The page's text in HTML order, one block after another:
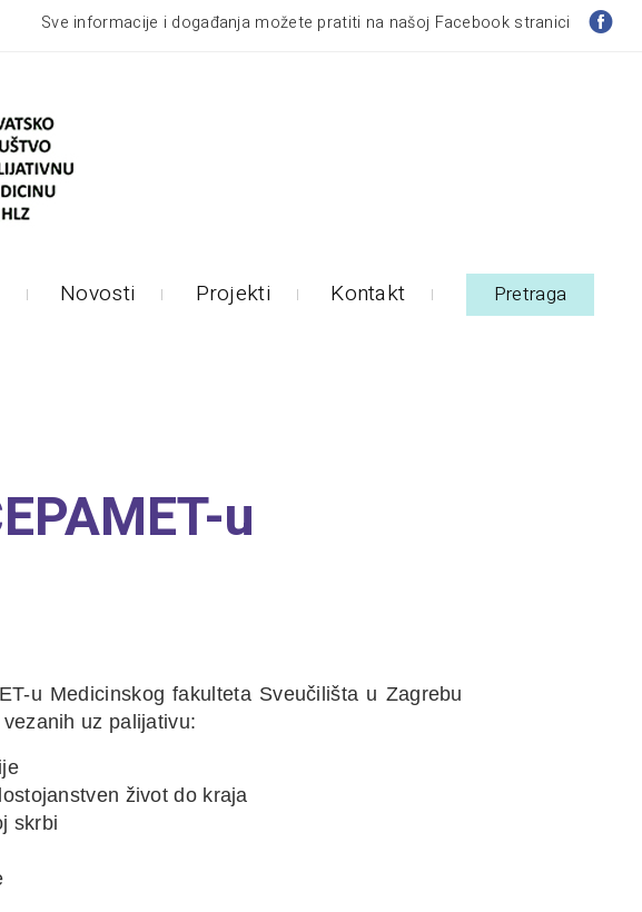
Sve informacije i događanja možete pratiti na našoj Facebook stranici
Novosti Projekti Kontakt Pretraga
u
u Medicinskog fakulteta Sveučilišta u Zagrebu
uz palijativu:
život do kraja
skrbi